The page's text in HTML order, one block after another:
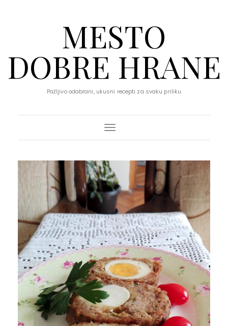
MESTO
DOBRE HRANE
Pažljivo odabrani, ukusni recepti za svaku priliku
Toggle Navigation